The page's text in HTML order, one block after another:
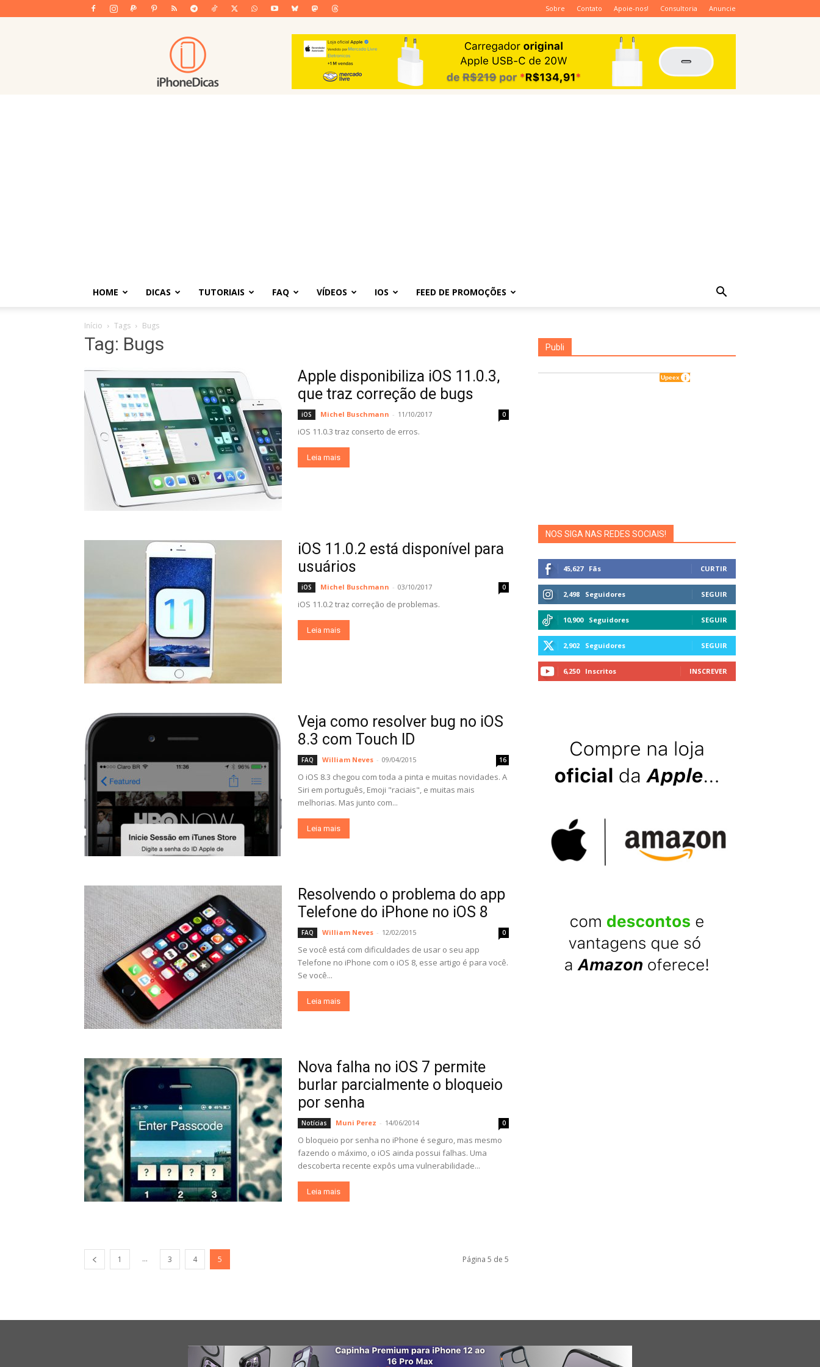
Sobre Contato Apoie-nos! Consultoria Anuncie
iPhoneDicas
HOME DICAS TUTORIAIS FAQ VÍDEOS IOS FEED DE PROMOÇÕES
Início Tags Bugs
Tag: Bugs
Apple disponibiliza iOS 11.0.3,
que traz correção de bugs
iOS Michel Buschmann - 11/10/2017 0
iOS 11.0.3 traz conserto de erros.
Leia mais
iOS 11.0.2 está disponível para
usuários
iOS Michel Buschmann - 03/10/2017 0
iOS 11.0.2 traz correção de problemas.
Leia mais
Veja como resolver bug no iOS
8.3 com Touch ID
FAQ William Neves - 09/04/2015 16
O iOS 8.3 chegou com toda a pinta e muitas novidades. A
Siri em português, Emoji "raciais", e muitas mais
melhorias. Mas junto com...
Leia mais
Resolvendo o problema do app
Telefone do iPhone no iOS 8
FAQ William Neves - 12/02/2015 0
Se você está com dificuldades de usar o seu app
Telefone no iPhone com o iOS 8, esse artigo é para você.
Se você...
Leia mais
Nova falha no iOS 7 permite
burlar parcialmente o bloqueio
por senha
Notícias Muni Perez - 14/06/2014 0
O bloqueio por senha no iPhone é seguro, mas mesmo
fazendo o máximo, o iOS ainda possui falhas. Uma
descoberta recente expôs uma vulnerabilidade...
Leia mais
1 ... 3 4 5 Página 5 de 5
Publi
NOS SIGA NAS REDES SOCIAIS!
45,627 Fãs CURTIR
2,498 Seguidores SEGUIR
10,900 Seguidores SEGUIR
2,902 Seguidores SEGUIR
6,250 Inscritos INSCREVER